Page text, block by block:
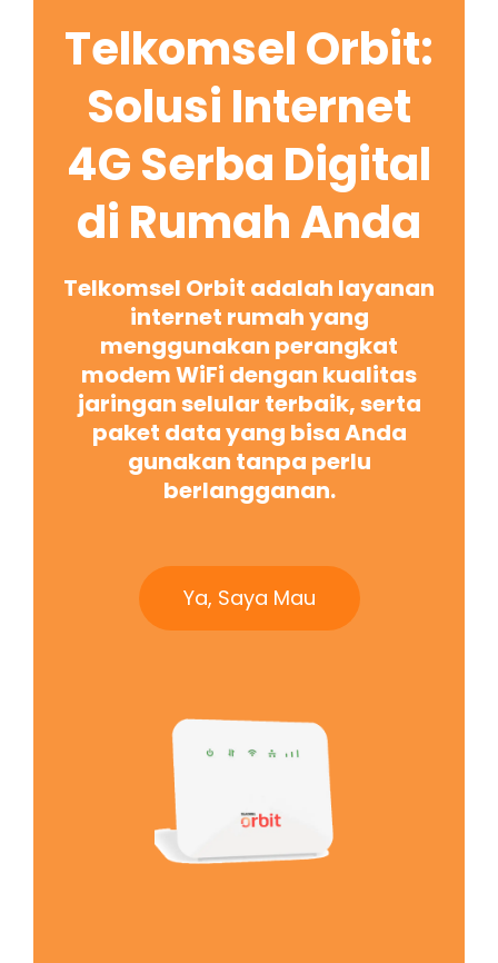
Telkomsel Orbit:
Solusi Internet
4G Serba Digital
di Rumah Anda
Telkomsel Orbit adalah layanan
internet rumah yang
menggunakan perangkat
modem WiFi dengan kualitas
jaringan selular terbaik, serta
paket data yang bisa Anda
gunakan tanpa perlu
berlangganan.
Ya, Saya Mau